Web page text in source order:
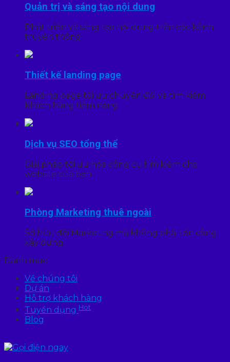
Quản trị và sáng tạo nội dung
Phát triển và sáng tạo nội dung trên các kênh
truyền thông
Thiết kế landing page
Landing page tối ưu chuyển đổi và tìm kiếm
khách hàng tiềm năng
Dịch vụ SEO tổng thể
Giải pháp tối ưu hóa công cụ tìm kiếm cho
website của bạn
Phòng Marketing thuê ngoài
Sở hữu đội Marketing mà không phải tốn công
xây dựng
Danh mục
Về chúng tôi
Dự án
Hỗ trợ khách hàng
Tuyển dụng Hot
Blog